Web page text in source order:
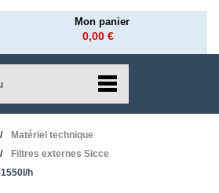
Mon panier
0,00 €
Matériel technique
Filtres externes Sicce
h